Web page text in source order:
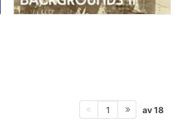
1 av 18